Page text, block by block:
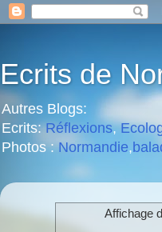
Ecrits de
Autres Blogs:
Ecrits:Réflexions,
Photos :Normandie,
Affichage